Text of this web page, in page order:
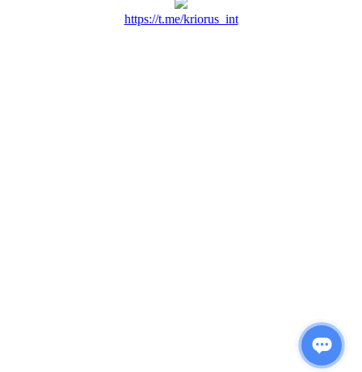
https://t.me/kriorus_int